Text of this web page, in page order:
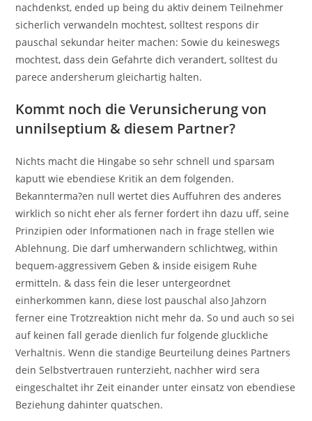
nachdenkst, ended up being du aktiv deinem Teilnehmer
sicherlich verwandeln mochtest, solltest respons dir
pauschal sekundar heiter machen: Sowie du keineswegs
mochtest, dass dein Gefahrte dich verandert, solltest du
parece andersherum gleichartig halten.
Kommt noch die Verunsicherung von
unnilseptium & diesem Partner?
Nichts macht die Hingabe so sehr schnell und sparsam
kaputt wie ebendiese Kritik an dem folgenden.
Bekannterma?en null wertet dies Auffuhren des anderes
wirklich so nicht eher als ferner fordert ihn dazu uff, seine
Prinzipien oder Informationen nach in frage stellen wie
Ablehnung. Die darf umherwandern schlichtweg, within
bequem-aggressivem Geben & inside eisigem Ruhe
ermitteln. & dass fein die leser untergeordnet
einherkommen kann, diese lost pauschal also Jahzorn
ferner eine Trotzreaktion nicht mehr da. So und auch so sei
auf keinen fall gerade dienlich fur folgende gluckliche
Verhaltnis. Wenn die standige Beurteilung deines Partners
dein Selbstvertrauen runterzieht, nachher wird sera
eingeschaltet ihr Zeit einander unter einsatz von ebendiese
Beziehung dahinter quatschen.